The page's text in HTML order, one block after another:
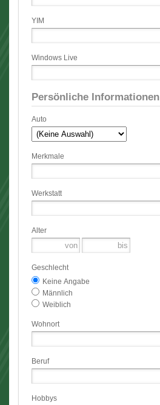
YIM
Windows Live
Persönliche Informationen
Auto
Merkmale
Werkstatt
Alter
Geschlecht
Keine Angabe
Männlich
Weiblich
Wohnort
Beruf
Hobbys